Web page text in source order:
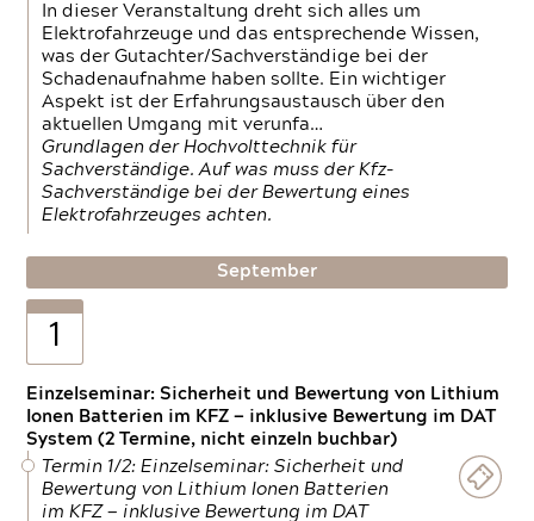
In dieser Veranstaltung dreht sich alles um
Elektrofahrzeuge und das entsprechende Wissen,
was der Gutachter/Sachverständige bei der
Schadenaufnahme haben sollte. Ein wichtiger
Aspekt ist der Erfahrungsaustausch über den
aktuellen Umgang mit verunfa…
Grundlagen der Hochvolttechnik für
Sachverständige. Auf was muss der Kfz-
Sachverständige bei der Bewertung eines
Elektrofahrzeuges achten.
September
1
Einzelseminar: Sicherheit und Bewertung von Lithium
Ionen Batterien im KFZ — inklusive Bewertung im DAT
System (2 Termine, nicht einzeln buchbar)
Termin 1/2: Einzelseminar: Sicherheit und
Bewertung von Lithium Ionen Batterien
im KFZ — inklusive Bewertung im DAT